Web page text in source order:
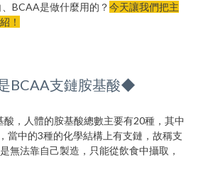
BCAA是做什麼用的？今天讓我們把主
！
BCAA支鏈胺基酸◆
，人體的胺基酸總數主要有20種，其中
，當中的3種的化學結構上有支鏈，故稱支
無法靠自己製造，只能從飲食中攝取，